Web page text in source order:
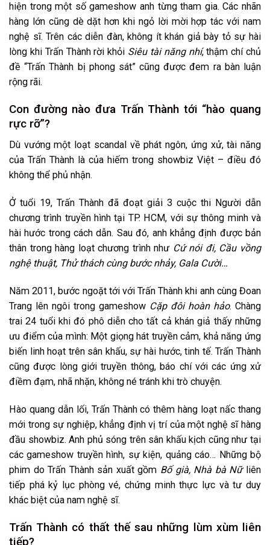
hiện trong một số gameshow anh từng tham gia. Các nhãn
hàng lớn cũng dè dặt hơn khi ngỏ lời mời hợp tác với nam
nghệ sĩ. Trên các diễn đàn, không ít khán giả bày tỏ sự hài
lòng khi Trấn Thành rời khỏi Siêu tài năng nhí, thậm chí chủ
đề “Trấn Thành bị phong sát” cũng được đem ra bàn luận
rộng rãi.
Con đường nào đưa Trấn Thành tới “hào quang
rực rỡ”?
Dù vướng một loạt scandal về phát ngôn, ứng xử, tài năng
của Trấn Thành là của hiếm trong showbiz Việt – điều đó
không thể phủ nhận.
Ở tuổi 19, Trấn Thành đã đoạt giải 3 cuộc thi Người dẫn
chương trình truyền hình tại TP. HCM, với sự thông minh và
hài hước trong cách dẫn. Sau đó, anh khẳng định được bản
thân trong hàng loạt chương trình như Cứ nói đi, Cầu vồng
nghệ thuật, Thử thách cùng bước nhảy, Gala Cười…
Năm 2011, bước ngoặt tới với Trấn Thành khi anh cùng Đoan
Trang lên ngôi trong gameshow Cặp đôi hoàn hảo. Chàng
trai 24 tuổi khi đó phô diễn cho tất cả khán giả thấy những
ưu điểm của mình: Một giọng hát truyền cảm, khả năng ứng
biến linh hoạt trên sân khấu, sự hài hước, tinh tế. Trấn Thành
cũng được lòng giới truyền thông, báo chí với các ứng xử
điềm đạm, nhã nhặn, không né tránh khi trò chuyện.
Hào quang dẫn lối, Trấn Thành có thêm hàng loạt nấc thang
mới trong sự nghiệp, khẳng định vị trí của một nghệ sĩ hàng
đầu showbiz. Anh phủ sóng trên sân khấu kịch cũng như tại
các gameshow truyền hình, sự kiện, quảng cáo… Những bộ
phim do Trấn Thành sản xuất gồm Bố già, Nhà bà Nữ liên
tiếp phá kỷ lục phòng vé, chứng minh thực lực và tư duy
khác biệt của nam nghệ sĩ.
Trấn Thành có thất thế sau những lùm xùm liên
tiếp?